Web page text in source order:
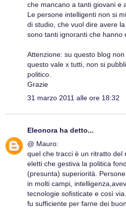
che mancano a tanti giovani e
Le persone intelligenti non si
di studio, che vuol dire avere
sono tanti ignoranti che hanno
Attenzione: su questo blog
questo vale x tutti, non si
politico.
Grazie
31 marzo 2011 alle ore 18:32
Eleonora ha detto...
@ Mauro:
quel che tracci è un ritratto del
eletti che gestiva la politica
(presunta) superiorità.
in molti campi,
tecnologie sofisticate e così
fu sufficiente per farne dei